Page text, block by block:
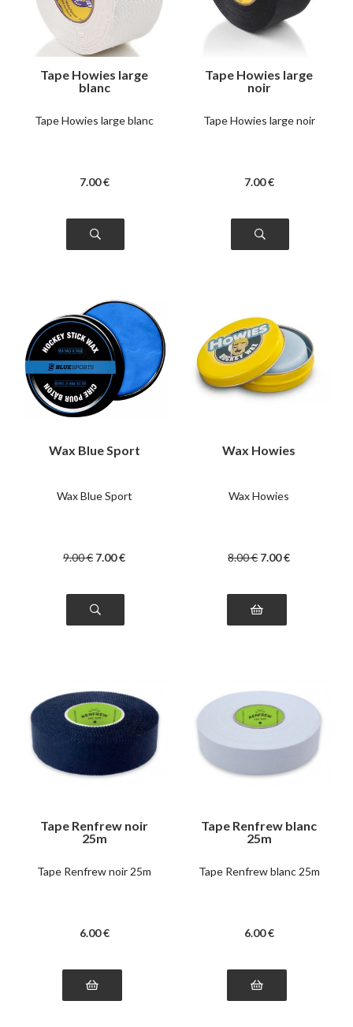
Tape Howies large
blanc
Tape Howies large blanc
7.00 €
Tape Howies large
noir
Tape Howies large noir
7.00 €
Wax Blue Sport
Wax Blue Sport
9.00€ 7.00€
Wax Howies
Wax Howies
8.00€ 7.00€
Tape Renfrew noir
25m
Tape Renfrew noir 25m
6.00 €
Tape Renfrew blanc
25m
Tape Renfrew blanc 25m
6.00 €